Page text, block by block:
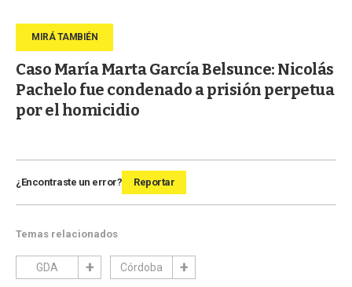
Caso María Marta García Belsunce: Nicolás
Pachelo fue condenado a prisión perpetua
por el homicidio
¿Encontraste un error? Reportar
Temas relacionados
GDA Córdoba